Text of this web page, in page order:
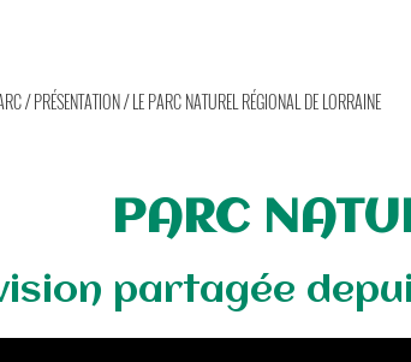
/PRÉSENTATION/LE PARC NATUREL RÉGIONAL DE LORRAINE
PARC
partagée